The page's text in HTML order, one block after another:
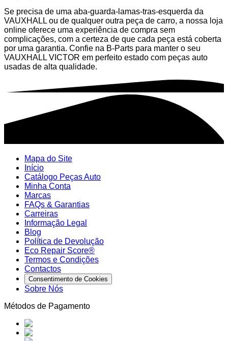
Se precisa de uma aba-guarda-lamas-tras-esquerda da
VAUXHALL ou de qualquer outra peça de carro, a nossa loja
online oferece uma experiência de compra sem
complicações, com a certeza de que cada peça está coberta
por uma garantia. Confie na B-Parts para manter o seu
VAUXHALL VICTOR em perfeito estado com peças auto
usadas de alta qualidade.
Mapa do Site
Início
Catálogo Peças Auto
Minha Conta
Marcas
FAQs & Garantias
Carreiras
Informação Legal
Blog
Política de Devolução
Eco Repair Score®
Termos e Condições
Contactos
Consentimento de Cookies
Sobre Nós
Métodos de Pagamento